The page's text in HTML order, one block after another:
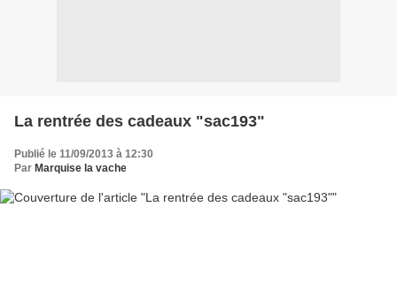
La rentrée des cadeaux "sac193"
Publié le 11/09/2013 à 12:30
Par Marquise la vache